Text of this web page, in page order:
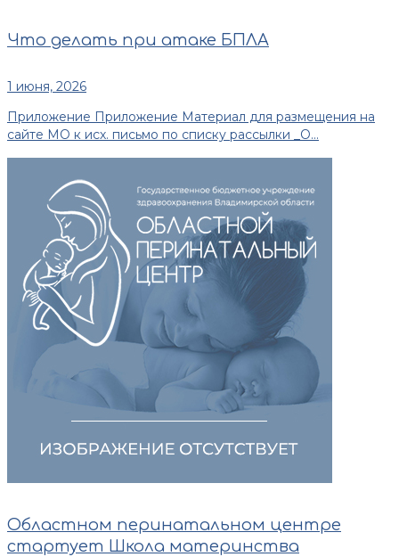
Что делать при атаке БПЛА
1 июня, 2026
Приложение Приложение Материал для размещения на
сайте МО к исх. письмо по списку рассылки _О...
Областном перинатальном центре
стартует Школа материнства